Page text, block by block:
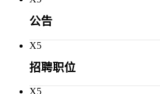
公告
X5
招聘职位
X5